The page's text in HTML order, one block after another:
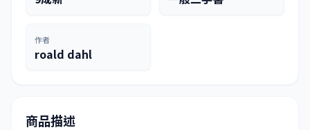
作者
roald dahl
商品描述